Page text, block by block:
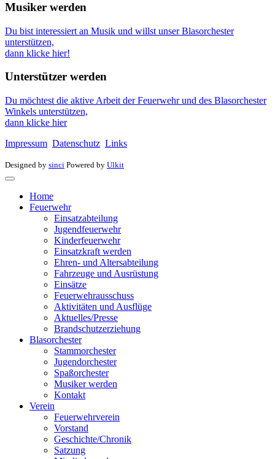
Musiker werden
Du bist interessiert an Musik und willst unser Blasorchester
unterstützen,
dann klicke hier!
Unterstützer werden
Du möchtest die aktive Arbeit der Feuerwehr und des Blasorchester
Winkels unterstützen,
dann klicke hier
Impressum Datenschutz Links
Designed by sinci Powered by Ulkit
Home
Feuerwehr
Einsatzabteilung
Jugendfeuerwehr
Kinderfeuerwehr
Einsatzkraft werden
Ehren- und Altersabteilung
Fahrzeuge und Ausrüstung
Einsätze
Feuerwehrausschuss
Aktivitäten und Ausflüge
Aktuelles/Presse
Brandschutzerziehung
Blasorchester
Stammorchester
Jugendorchester
Spaßorchester
Musiker werden
Kontakt
Verein
Feuerwehrverein
Vorstand
Geschichte/Chronik
Satzung